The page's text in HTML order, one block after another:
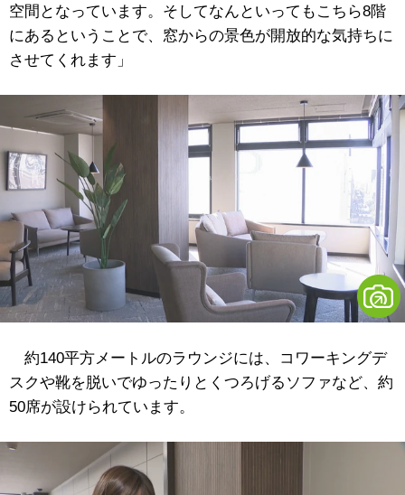
空間となっています。そしてなんといってもこちら8階
にあるということで、窓からの景色が開放的な気持ちに
させてくれます」
約140平方メートルのラウンジには、コワーキングデ
スクや靴を脱いでゆったりとくつろげるソファなど、約
50席が設けられています。